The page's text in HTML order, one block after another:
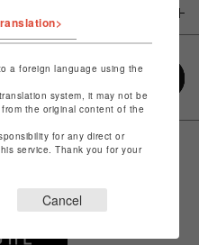
a foreign language using the
system, it may not be
the original content of the
for any direct or
service. Thank you for your
Cancel